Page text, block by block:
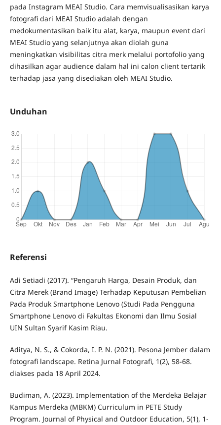
pada Instagram MEAI Studio. Cara memvisualisasikan karya
fotografi dari MEAI Studio adalah dengan
medokumentasikan baik itu alat, karya, maupun event dari
MEAI Studio yang selanjutnya akan diolah guna
meningkatkan visibilitas citra merk melalui portofolio yang
dihasilkan agar audience dalam hal ini calon client tertarik
terhadap jasa yang disediakan oleh MEAI Studio.
Unduhan
Referensi
Adi Setiadi (2017). “Pengaruh Harga, Desain Produk, dan
Citra Merek (Brand Image) Terhadap Keputusan Pembelian
Pada Produk Smartphone Lenovo (Studi Pada Pengguna
Smartphone Lenovo di Fakultas Ekonomi dan Ilmu Sosial
UIN Sultan Syarif Kasim Riau.
Aditya, N. S., & Cokorda, I. P. N. (2021). Pesona Jember dalam
fotografi landscape. Retina Jurnal Fotografi, 1(2), 58-68.
diakses pada 18 April 2024.
Budiman, A. (2023). Implementation of the Merdeka Belajar
Kampus Merdeka (MBKM) Curriculum in PETE Study
Program. Journal of Physical and Outdoor Education, 5(1), 1-